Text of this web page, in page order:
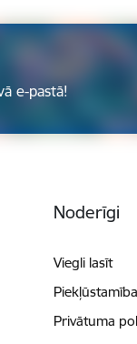
e-pastā!
Noderīgi
Viegli lasīt
Piekļūstamība
Privātuma